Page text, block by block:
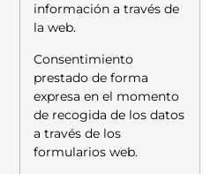
información a través de
la web.
Consentimiento
prestado de forma
expresa en el momento
de recogida de los datos
a través de los
formularios web.